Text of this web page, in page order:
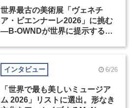
世界最古の美術展「ヴェネチ
ア・ビエンナーレ2026」に挑む
―B-OWNDが世界に提示する美
インタビュー 6/26
「世界で最も美しいミュージア
ム 2026」リストに選出。形なき